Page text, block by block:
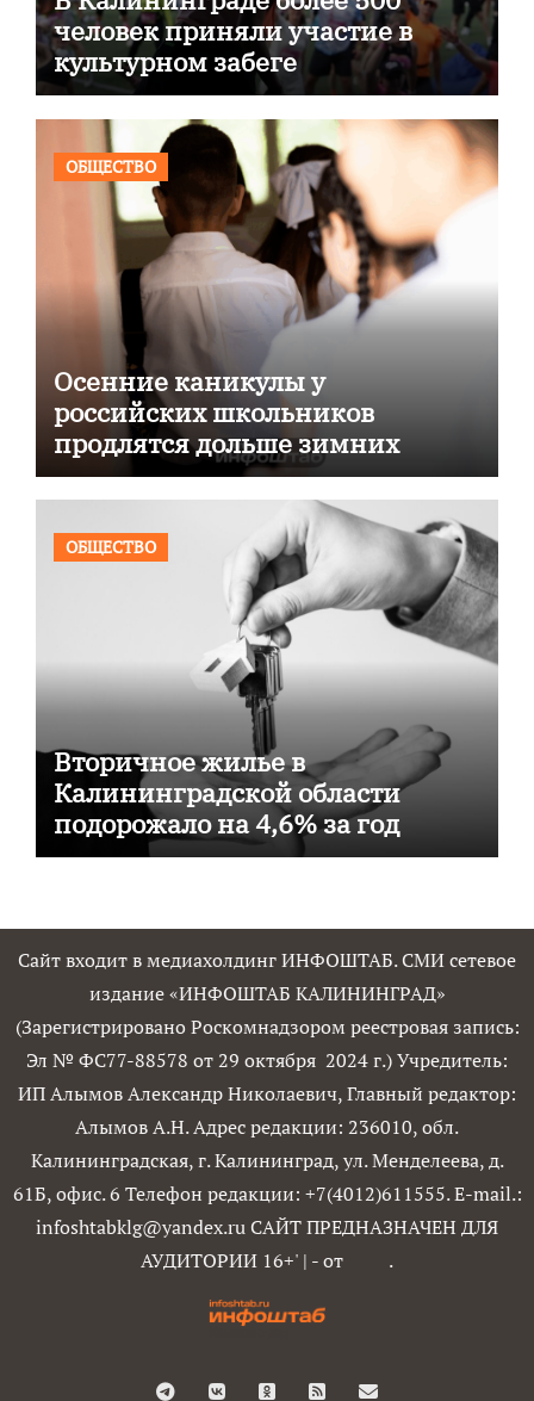
человек приняли участие в
культурном забеге
ОБЩЕСТВО
Осенние каникулы у
российских школьников
продлятся дольше зимних
ОБЩЕСТВО
Вторичное жилье в
Калининградской области
подорожало на 4,6% за год
Сайт входит в медиахолдинг ИНФОШТАБ. СМИ сетевое
издание «ИНФОШТАБ КАЛИНИНГРАД»
(Зарегистрировано Роскомнадзором реестровая запись:
Эл № ФС77-88578 от 29 октября 2024 г.) Учредитель:
ИП Алымов Александр Николаевич, Главный редактор:
Алымов А.Н. Адрес редакции: 236010, обл.
Калининградская, г. Калининград, ул. Менделеева, д.
61Б, офис. 6 Телефон редакции: +7(4012)611555. E-mail.:
infoshtabklg@yandex.ru САЙТ ПРЕДНАЗНАЧЕН ДЛЯ
АУДИТОРИИ 16+' | - от .